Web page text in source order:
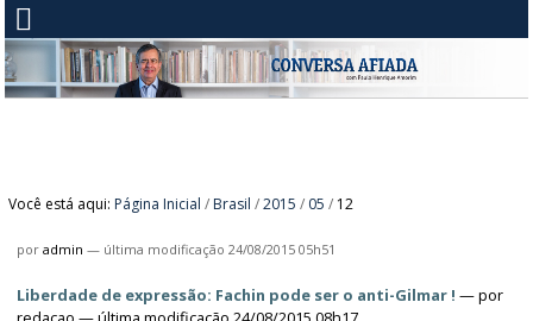
Você está aqui: Página Inicial / Brasil /2015 / 05 / 12
poradmin — última modificação 24/08/2015 05h51
Liberdade de expressão: Fachin pode ser o anti-Gilmar ! —por